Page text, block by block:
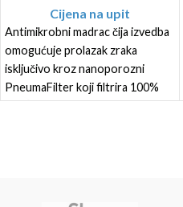
Cijena na upit
Antimikrobni madrac čija izvedba
omogućuje prolazak zraka
isključivo kroz nanoporozni
PneumaFilter koji filtrira 100%
patogena i onemogućuje im